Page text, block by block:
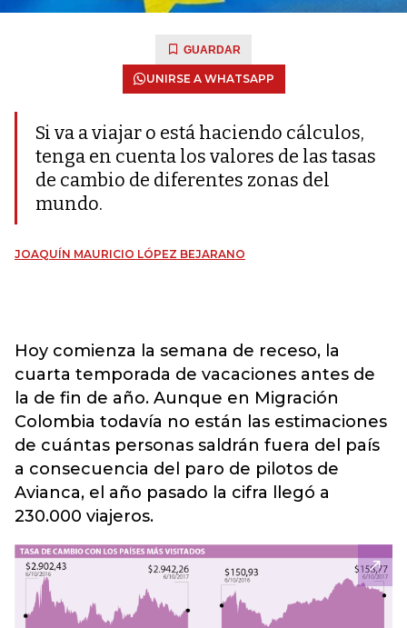
GUARDAR
UNIRSE A WHATSAPP
Si va a viajar o está haciendo cálculos,
tenga en cuenta los valores de las tasas
de cambio de diferentes zonas del
mundo.
JOAQUÍN MAURICIO LÓPEZ BEJARANO
Hoy comienza la semana de receso, la
cuarta temporada de vacaciones antes de
la de fin de año. Aunque en Migración
Colombia todavía no están las estimaciones
de cuántas personas saldrán fuera del país
a consecuencia del paro de pilotos de
Avianca, el año pasado la cifra llegó a
230.000 viajeros.